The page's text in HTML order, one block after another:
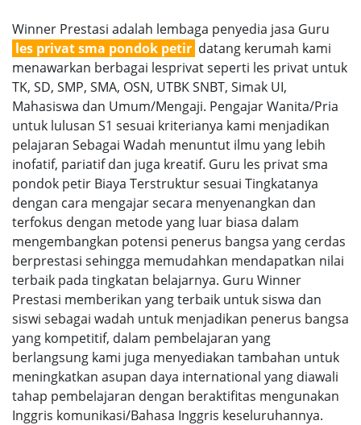
Winner Prestasi adalah lembaga penyedia jasa Guru
les privat sma pondok petir datang kerumah kami
menawarkan berbagai lesprivat seperti les privat untuk
TK, SD, SMP, SMA, OSN, UTBK SNBT, Simak UI,
Mahasiswa dan Umum/Mengaji. Pengajar Wanita/Pria
untuk lulusan S1 sesuai kriterianya kami menjadikan
pelajaran Sebagai Wadah menuntut ilmu yang lebih
inofatif, pariatif dan juga kreatif. Guru les privat sma
pondok petir Biaya Terstruktur sesuai Tingkatanya
dengan cara mengajar secara menyenangkan dan
terfokus dengan metode yang luar biasa dalam
mengembangkan potensi penerus bangsa yang cerdas
berprestasi sehingga memudahkan mendapatkan nilai
terbaik pada tingkatan belajarnya. Guru Winner
Prestasi memberikan yang terbaik untuk siswa dan
siswi sebagai wadah untuk menjadikan penerus bangsa
yang kompetitif, dalam pembelajaran yang
berlangsung kami juga menyediakan tambahan untuk
meningkatkan asupan daya international yang diawali
tahap pembelajaran dengan beraktifitas mengunakan
Inggris komunikasi/Bahasa Inggris keseluruhannya.